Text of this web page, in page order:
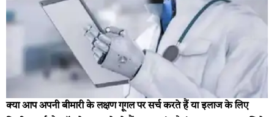
क्या आप अपनी बीमारी के लक्षण गूगल पर सर्च करते हैं या इलाज के लिए